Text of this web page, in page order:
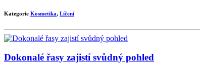
Kategorie Kosmetika, Líčení
Dokonalé řasy zajistí svůdný pohled